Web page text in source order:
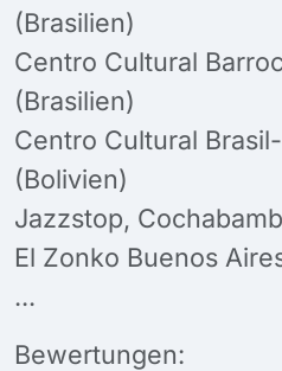
(Brasilien)
Centro Cultural
(Brasilien)
Centro Cultural
(Bolivien)
Jazzstop,
El Zonko Buenos
...
Bewertungen: